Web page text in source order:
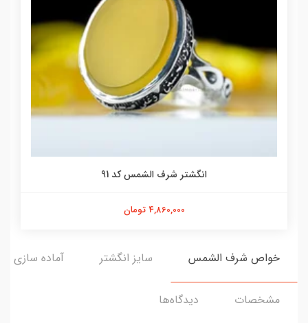
انگشتر شرف الشمس کد 91
4,860,000 تومان
خواص شرف الشمس سایز انگشتر آماده سازی و
مشخصات دیدگاه‌ها